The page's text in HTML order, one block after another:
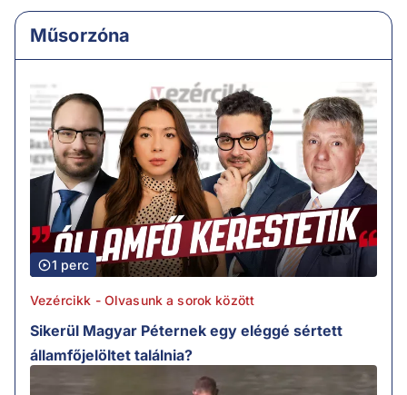
Műsorzóna
1 perc
Vezércikk - Olvasunk a sorok között
Sikerül Magyar Péternek egy eléggé sértett
államfőjelöltet találnia?